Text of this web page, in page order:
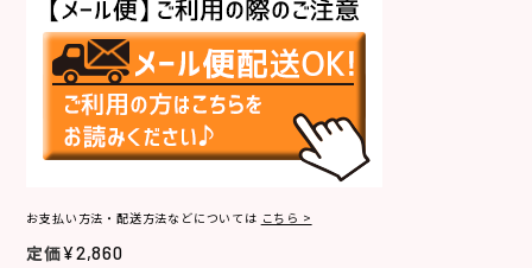
お支払い方法・配送方法などについては こちら >
¥2,860